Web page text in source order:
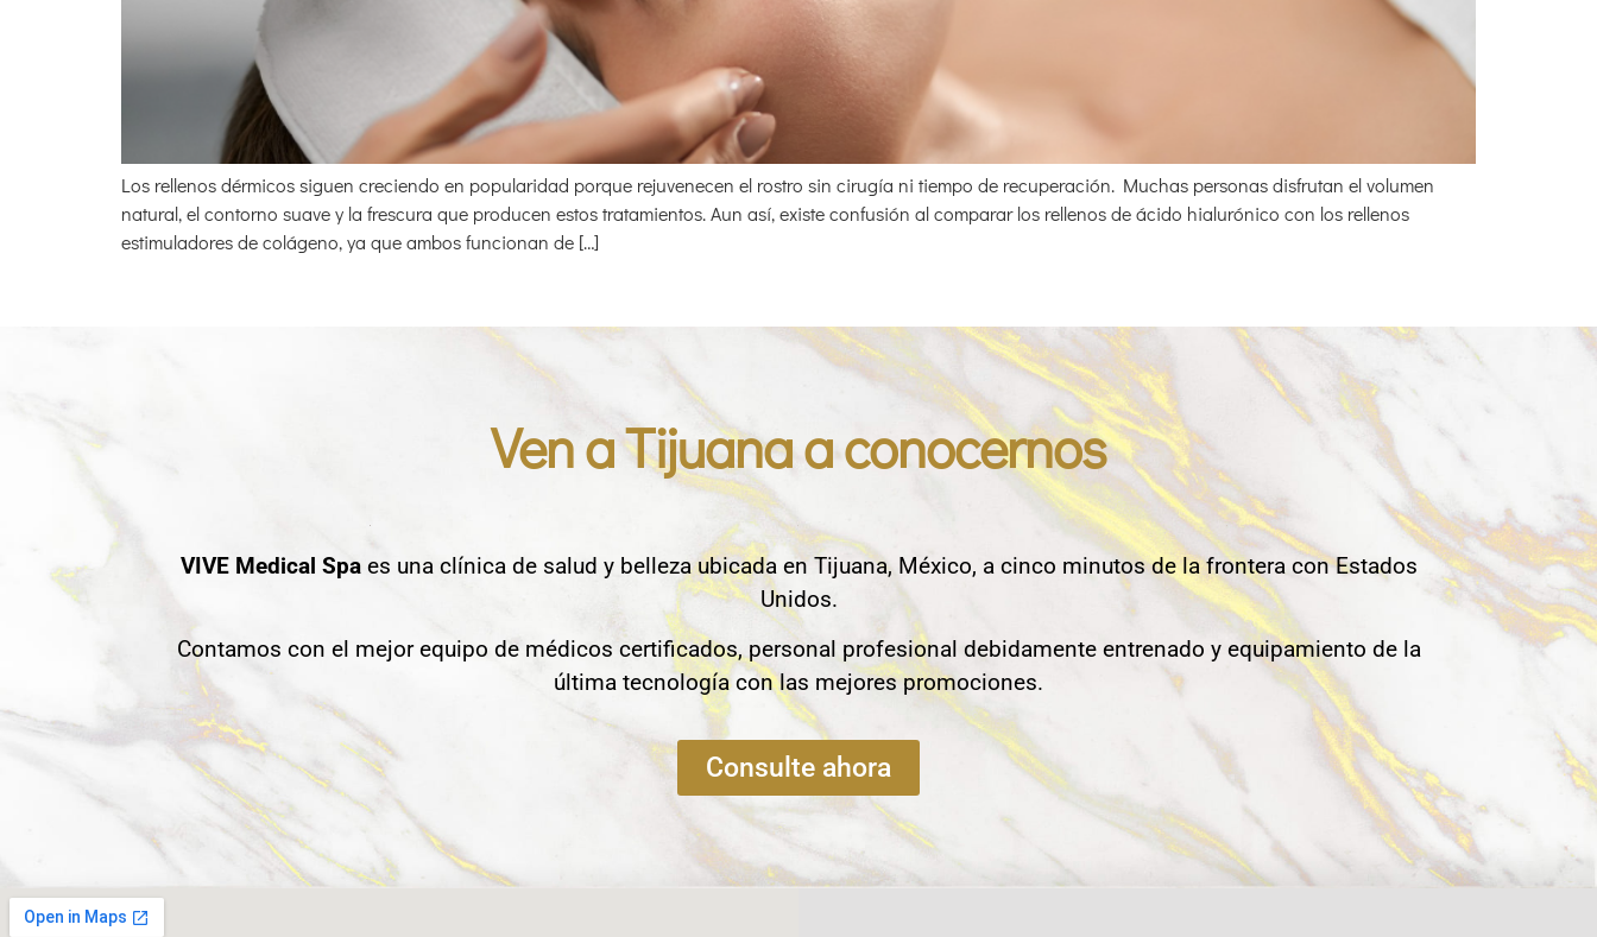
Los rellenos dérmicos siguen creciendo en popularidad porque rejuvenecen el rostro sin cirugía ni tiempo de recuperación. Muchas personas disfrutan el volumen
natural, el contorno suave y la frescura que producen estos tratamientos. Aun así, existe confusión al comparar los rellenos de ácido hialurónico con los rellenos
estimuladores de colágeno, ya que ambos funcionan de […]
Ven a Tijuana a conocernos
VIVE Medical Spaes una clínica de salud y belleza ubicada en Tijuana, México, a cinco minutos de la frontera con Estados
Unidos.
Contamos con el mejor equipo de médicos certificados, personal profesional debidamente entrenado y equipamiento de la
última tecnología con las mejores promociones.
Consulte ahora